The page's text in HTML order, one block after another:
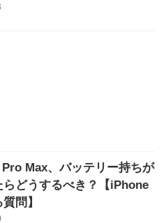
Max、バッテリー持ちが
らどうするべき？【iPhone
問】